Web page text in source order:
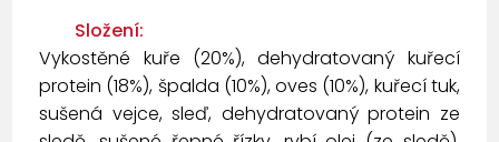
Složení:
Vykostěné kuře (20%), dehydratovaný kuřecí
protein (18%), špalda (10%), oves (10%), kuřecí tuk,
sušená vejce, sleď, dehydratovaný protein ze